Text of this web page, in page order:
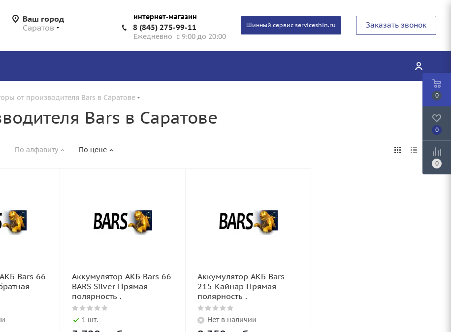
Ваш город
Саратов
интернет-магазин
8 (845) 275-99-11
Ежедневно с 9:00 до 20:00
Шинный сервис serviceshin.ru Заказать звонок
от производителя Bars в Саратове
Bars в Саратове
По алфавиту По цене
Bars 66
Аккумулятор АКБ Bars 66
BARS Silver Прямая
полярность .
1 шт.
Аккумулятор АКБ Bars
215 Кайнар Прямая
полярность .
Нет в наличии
0
0
0